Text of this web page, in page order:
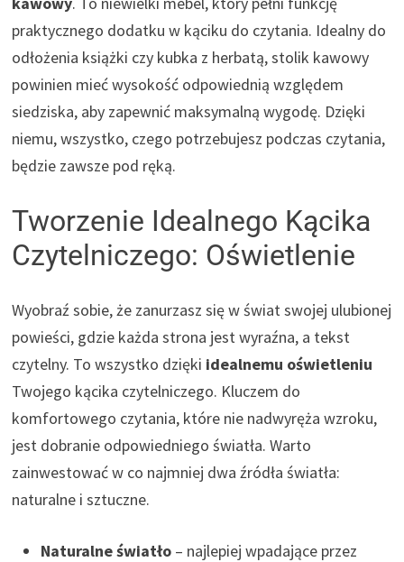
praktycznego dodatku w kąciku do czytania. Idealny do
odłożenia książki czy kubka z herbatą, stolik kawowy
powinien mieć wysokość odpowiednią względem
siedziska, aby zapewnić maksymalną wygodę. Dzięki
niemu, wszystko, czego potrzebujesz podczas czytania,
będzie zawsze pod ręką.
Tworzenie Idealnego Kącika
Czytelniczego: Oświetlenie
Wyobraź sobie, że zanurzasz się w świat swojej ulubionej
powieści, gdzie każda strona jest wyraźna, a tekst
czytelny. To wszystko dzięki idealnemu oświetleniu
Twojego kącika czytelniczego. Kluczem do
komfortowego czytania, które nie nadwyręża wzroku,
jest dobranie odpowiedniego światła. Warto
zainwestować w co najmniej dwa źródła światła:
naturalne i sztuczne.
Naturalne światło – najlepiej wpadające przez